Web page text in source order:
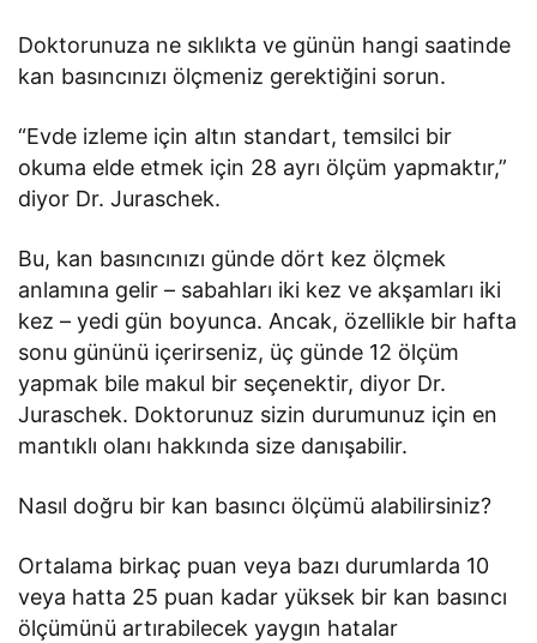
Doktorunuza ne sıklıkta ve günün hangi saatinde
kan basıncınızı ölçmeniz gerektiğini sorun.
“Evde izleme için altın standart, temsilci bir
okuma elde etmek için 28 ayrı ölçüm yapmaktır,”
diyor Dr. Juraschek.
Bu, kan basıncınızı günde dört kez ölçmek
anlamına gelir – sabahları iki kez ve akşamları iki
kez – yedi gün boyunca. Ancak, özellikle bir hafta
sonu gününü içerirseniz, üç günde 12 ölçüm
yapmak bile makul bir seçenektir, diyor Dr.
Juraschek. Doktorunuz sizin durumunuz için en
mantıklı olanı hakkında size danışabilir.
Nasıl doğru bir kan basıncı ölçümü alabilirsiniz?
Ortalama birkaç puan veya bazı durumlarda 10
veya hatta 25 puan kadar yüksek bir kan basıncı
ölçümünü artırabilecek yaygın hatalar